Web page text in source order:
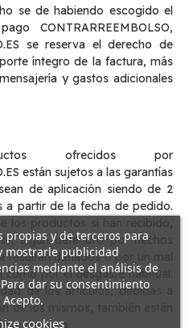
se de habiendo escogido el
CONTRARREEMBOLSO,
se reserva el derecho de
íntegro de la factura, más
y gastos adicionales
ofrecidos por
están sujetos a las garantías
de aplicación siendo de 2
partir de la fecha de pedido.
algún deterioro por hechos
resultan dañados o por un mal
como por el desgaste habitual.
de los artículos, debidas a
de los mismos, también están
garantía.
propias y de terceros para
mostrarle publicidad
mediante el análisis de
dar su consentimiento
cookies